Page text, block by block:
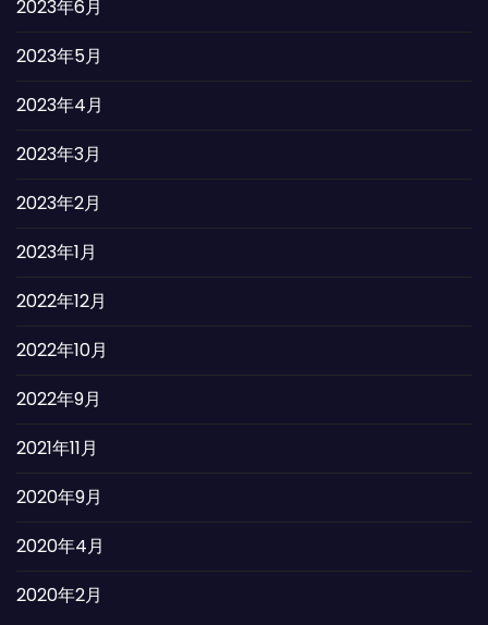
2023年6月
2023年5月
2023年4月
2023年3月
2023年2月
2023年1月
2022年12月
2022年10月
2022年9月
2021年11月
2020年9月
2020年4月
2020年2月